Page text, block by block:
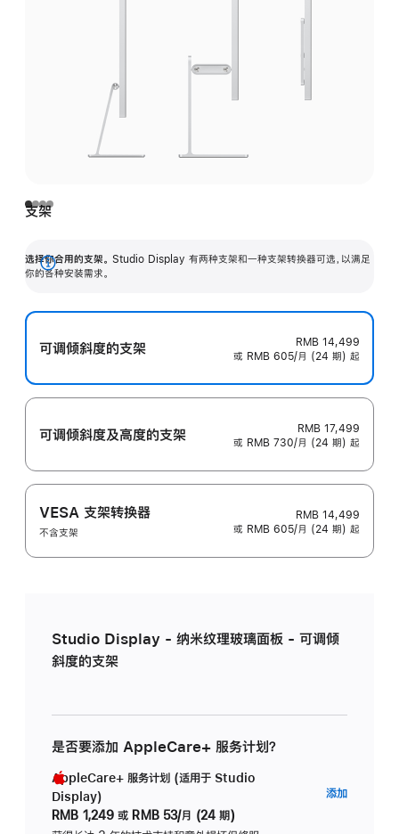
支架
选择你合用的支架。 Studio Display 有两种支架和一种支架转换器可选，以满足
你的各种安装需求。
展
可调倾斜度的支架
RMB 14,499
或 RMB 605/月 (24 期) 起
可调倾斜度及高‍度的支‍架
RMB 17,499
或 RMB 730/月 (24 期) 起
VESA 支架转换器
不含支架
RMB 14,499
或 RMB 605/月 (24 期) 起
Studio Display - 纳米纹理玻璃面板 - 可调倾
斜度的支架
是否要添加 AppleCare+ 服务计划？
AppleCare+ 服务计划 (适用于 Studio
Display)
RMB 1,249 或 RMB 53/月 (24 期)
添加